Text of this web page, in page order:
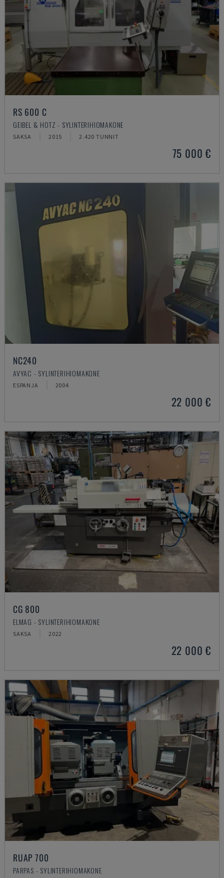
RS 600 C
GEIBEL & HOTZ - SYLINTERIHIOMAKONE
SAKSA 2015 2.420 TUNNIT
75 000 €
NC240
AVYAC - SYLINTERIHIOMAKONE
ESPANJA 2004
22 000 €
CG 800
ELMAG - SYLINTERIHIOMAKONE
SAKSA 2022
22 000 €
RUAP 700
PARPAS - SYLINTERIHIOMAKONE